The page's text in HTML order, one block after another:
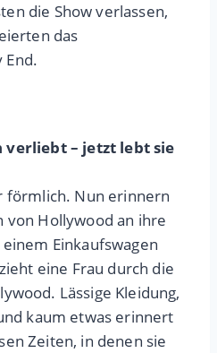
die Show verlassen,
das
End.
verliebt – jetzt lebt sie
förmlich. Nun erinnern
von Hollywood an ihre
Einkaufswagen
eine Frau durch die
Lässige Kleidung,
kaum etwas erinnert
Zeiten, in denen sie